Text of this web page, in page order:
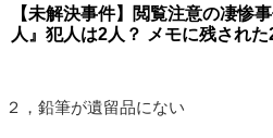
【未解決事件】閲覧注意の凄惨
人』犯人は2人？ メモに残された
２，鉛筆が遺留品にない